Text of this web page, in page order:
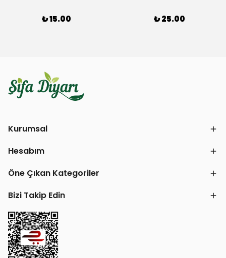
₺ 15.00 ₺ 25.00
Kurumsal
Hesabım
Öne Çıkan Kategoriler
Bizi Takip Edin